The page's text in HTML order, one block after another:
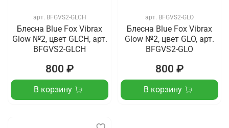
арт. BFGVS2-GLCH
Блесна Blue Fox Vibrax
Glow №2, цвет GLCH, арт.
BFGVS2-GLCH
800 ₽
В корзину
арт. BFGVS2-GLO
Блесна Blue Fox Vibrax
Glow №2, цвет GLO, арт.
BFGVS2-GLO
800 ₽
В корзину